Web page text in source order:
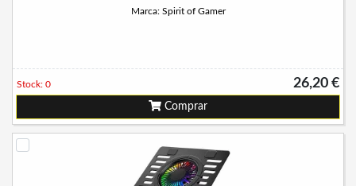
Marca: Spirit of Gamer
26,20 €
Stock: 0
Comprar